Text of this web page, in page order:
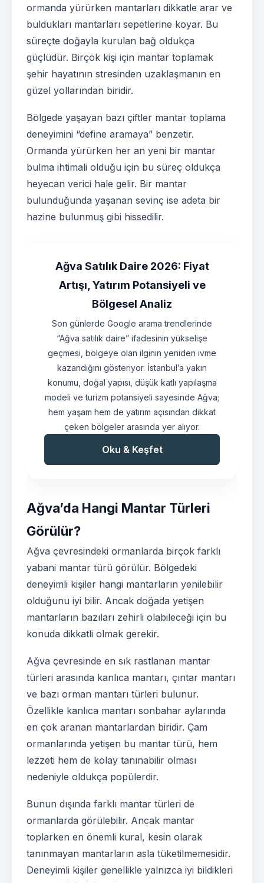
ormanda yürürken mantarları dikkatle arar ve
buldukları mantarları sepetlerine koyar. Bu
süreçte doğayla kurulan bağ oldukça
güçlüdür. Birçok kişi için mantar toplamak
şehir hayatının stresinden uzaklaşmanın en
güzel yollarından biridir.
Bölgede yaşayan bazı çiftler mantar toplama
deneyimini “define aramaya” benzetir.
Ormanda yürürken her an yeni bir mantar
bulma ihtimali olduğu için bu süreç oldukça
heyecan verici hale gelir. Bir mantar
bulunduğunda yaşanan sevinç ise adeta bir
hazine bulunmuş gibi hissedilir.
Ağva Satılık Daire 2026: Fiyat
Artışı, Yatırım Potansiyeli ve
Bölgesel Analiz
Son günlerde Google arama trendlerinde
“Ağva satılık daire” ifadesinin yükselişe
geçmesi, bölgeye olan ilginin yeniden ivme
kazandığını gösteriyor. İstanbul’a yakın
konumu, doğal yapısı, düşük katlı yapılaşma
modeli ve turizm potansiyeli sayesinde Ağva;
hem yaşam hem de yatırım açısından dikkat
çeken bölgeler arasında yer alıyor.
Oku & Keşfet
Ağva’da Hangi Mantar Türleri
Görülür?
Ağva çevresindeki ormanlarda birçok farklı
yabani mantar türü görülür. Bölgedeki
deneyimli kişiler hangi mantarların yenilebilir
olduğunu iyi bilir. Ancak doğada yetişen
mantarların bazıları zehirli olabileceği için bu
konuda dikkatli olmak gerekir.
Ağva çevresinde en sık rastlanan mantar
türleri arasında kanlıca mantarı, çıntar mantarı
ve bazı orman mantarı türleri bulunur.
Özellikle kanlıca mantarı sonbahar aylarında
en çok aranan mantarlardan biridir. Çam
ormanlarında yetişen bu mantar türü, hem
lezzeti hem de kolay tanınabilir olması
nedeniyle oldukça popülerdir.
Bunun dışında farklı mantar türleri de
ormanlarda görülebilir. Ancak mantar
toplarken en önemli kural, kesin olarak
tanınmayan mantarların asla tüketilmemesidir.
Deneyimli kişiler genellikle yalnızca iyi bildikleri